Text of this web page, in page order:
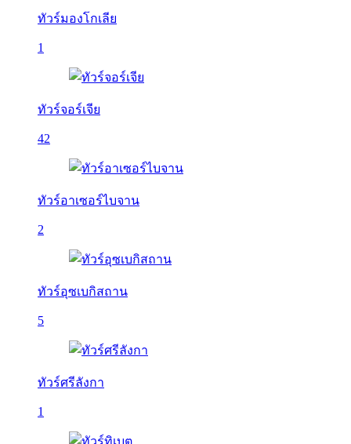
ทัวร์มองโกเลีย
1
ทัวร์จอร์เจีย
42
ทัวร์อาเซอร์ไบจาน
2
ทัวร์อุซเบกิสถาน
5
ทัวร์ศรีลังกา
1